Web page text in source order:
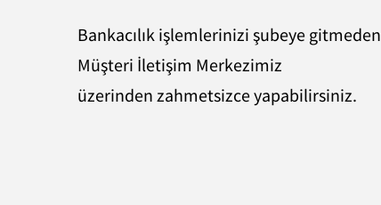
Bankacılık işlemlerinizi şubeye gitmeden
Müşteri İletişim Merkezimiz
üzerinden zahmetsizce yapabilirsiniz.